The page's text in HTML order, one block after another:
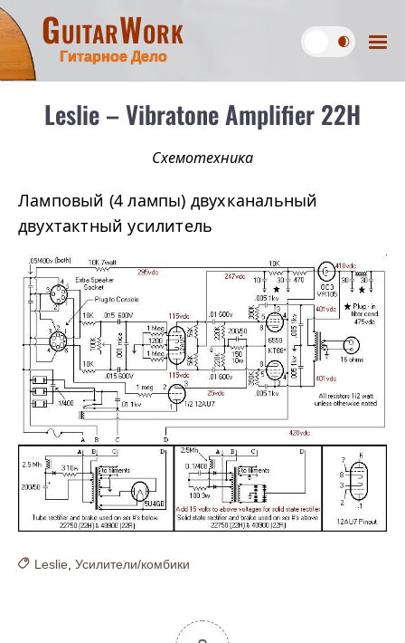
GuitarWork
Гитарное Дело
Leslie – Vibratone Amplifier 22H
Схемотехника
Ламповый (4 лампы) двухканальный
двухтактный усилитель
Leslie Усилители/комбики